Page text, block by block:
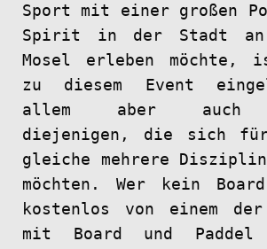
Sport mit einer großen
Spirit in der Stadt an
Mosel erleben möchte,
zu diesem Event
allem aber auch
diejenigen, die sich
gleiche mehrere
möchten. Wer kein
kostenlos von einem
mit Board und